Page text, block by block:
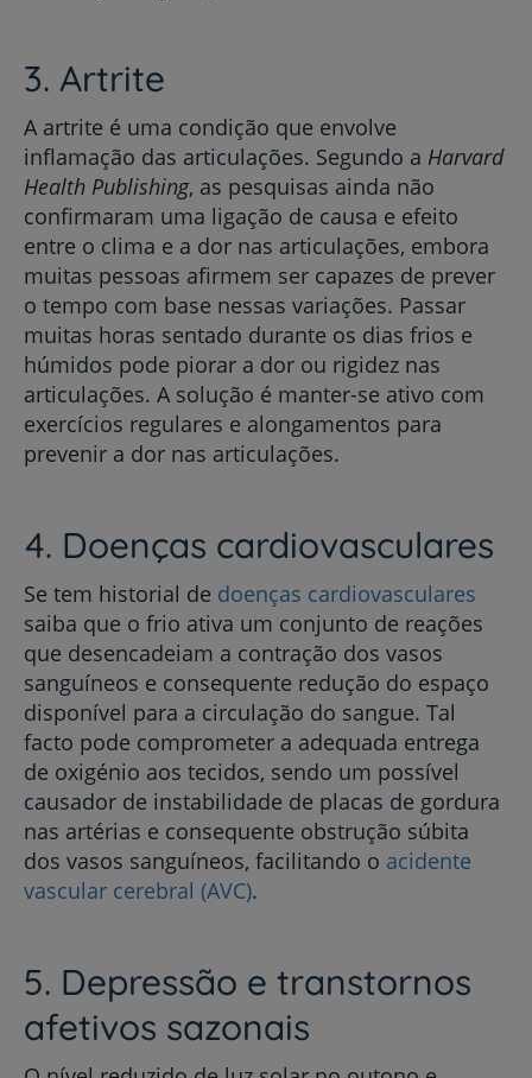
3. Artrite
A artrite é uma condição que envolve
inflamação das articulações. Segundo a Harvard
Health Publishing, as pesquisas ainda não
confirmaram uma ligação de causa e efeito
entre o clima e a dor nas articulações, embora
muitas pessoas afirmem ser capazes de prever
o tempo com base nessas variações. Passar
muitas horas sentado durante os dias frios e
húmidos pode piorar a dor ou rigidez nas
articulações. A solução é manter-se ativo com
exercícios regulares e alongamentos para
prevenir a dor nas articulações.
4. Doenças cardiovasculares
Se tem historial de doenças cardiovasculares
saiba que o frio ativa um conjunto de reações
que desencadeiam a contração dos vasos
sanguíneos e consequente redução do espaço
disponível para a circulação do sangue. Tal
facto pode comprometer a adequada entrega
de oxigénio aos tecidos, sendo um possível
causador de instabilidade de placas de gordura
nas artérias e consequente obstrução súbita
dos vasos sanguíneos, facilitando o acidente
vascular cerebral (AVC).
5. Depressão e transtornos
afetivos sazonais